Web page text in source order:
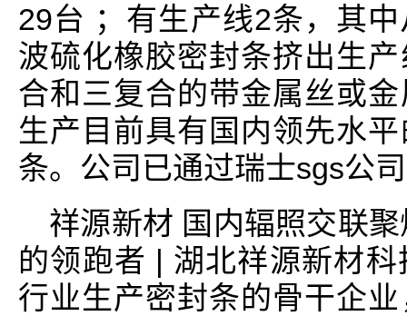
29台 ；有生产线2条，其
波硫化橡胶密封条挤出生
合和三复合的带金属丝或
生产目前具有国内领先水
条。公司已通过瑞士sgs公
祥源新材 国内辐照交联
的领跑者 | 湖北祥源新材
行业生产密封条的骨干企